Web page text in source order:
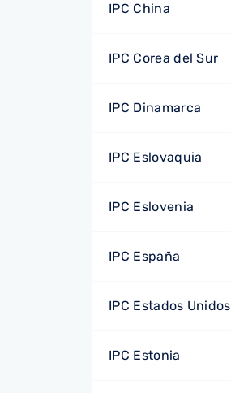
IPC China
IPC Corea del Sur
IPC Dinamarca
IPC Eslovaquia
IPC Eslovenia
IPC España
IPC Estados Unidos
IPC Estonia